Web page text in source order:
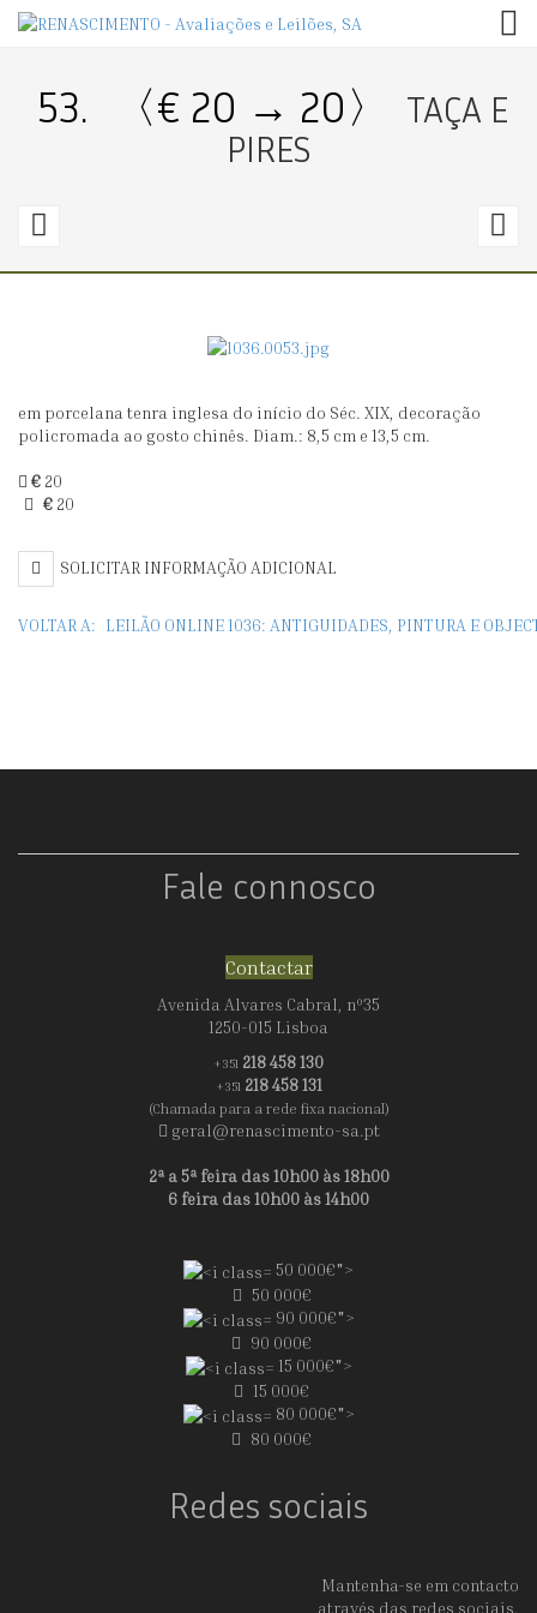
53. 〈€ 20 → 20〉
TAÇA E
PIRES
〈€
SEIS
em porcelana tenra inglesa do início do Séc. XIX, decoração
policromada ao gosto chinês. Diam.: 8,5 cm e 13,5 cm.
€ 20
€ 20
SOLICITAR INFORMAÇÃO ADICIONAL
VOLTAR A: LEILÃO ONLINE 1036: ANTIGUIDADES, PINTURA E
Fale connosco
Contactar
Avenida Alvares Cabral, nº35
1250-015 Lisboa
+351 218 458 130
+351 218 458 131
(Chamada para a rede fixa nacional)
geral@renascimento-sa.pt
2ª a 5ª feira das 10h00 às 18h00
6 feira das 10h00 às 14h00
50 000€">
50 000€
90 000€">
90 000€
15 000€">
15 000€
80 000€">
80 000€
Redes sociais
Mantenha-se em contacto
através das redes sociais.